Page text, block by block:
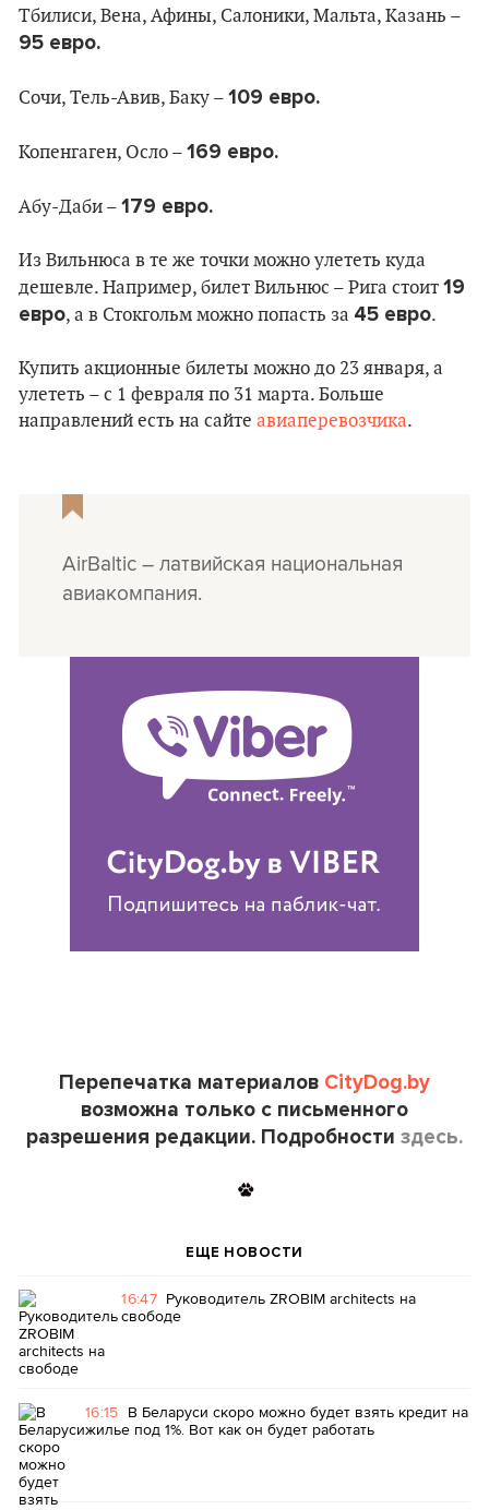
Тбилиси, Вена, Афины, Салоники, Мальта, Казань –
95 евро.
Сочи, Тель-Авив, Баку – 109 евро.
Копенгаген, Осло – 169 евро.
Абу-Даби – 179 евро.
Из Вильнюса в те же точки можно улететь куда
дешевле. Например, билет Вильнюс – Рига стоит 19
евро, а в Стокгольм можно попасть за 45 евро.
Купить акционные билеты можно до 23 января, а
улететь – с 1 февраля по 31 марта. Больше
направлений есть на сайте авиаперевозчика.
AirBaltic – латвийская национальная
авиакомпания.
Перепечатка материалов CityDog.by
возможна только с письменного
разрешения редакции. Подробности здесь.
ЕЩЕ НОВОСТИ
16:47 Руководитель ZROBIM architects на
свободе
16:15 В Беларуси скоро можно будет взять кредит на
жилье под 1%. Вот как он будет работать